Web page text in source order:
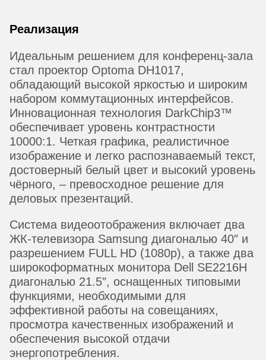
Реализация
Идеальным решением для конференц-зала
стал проектор Optoma DH1017,
обладающий высокой яркостью и широким
набором коммутационных интерфейсов.
Инновационная технология DarkChip3™
обеспечивает уровень контрастности
10000:1. Четкая графика, реалистичное
изображение и легко распознаваемый текст,
достоверный белый цвет и высокий уровень
чёрного, – превосходное решение для
деловых презентаций.
Система видеоотображения включает два
ЖК-телевизора Samsung диагональю 40″ и
разрешением FULL HD (1080p), а также два
широкоформатных монитора Dell SE2216H
диагональю 21.5″, оснащенных типовыми
функциями, необходимыми для
эффективной работы на совещаниях,
просмотра качественных изображений и
обеспечения высокой отдачи
энергопотребления.